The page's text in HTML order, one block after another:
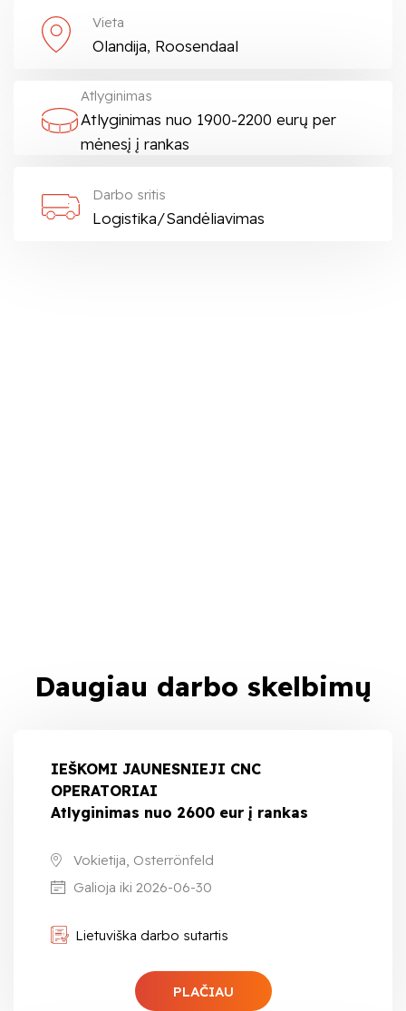
Vieta
Olandija, Roosendaal
Atlyginimas
Atlyginimas nuo 1900-2200 eurų per
mėnesį į rankas
Darbo sritis
Logistika/Sandėliavimas
Daugiau darbo skelbimų
IEŠKOMI JAUNESNIEJI CNC
OPERATORIAI
Atlyginimas nuo 2600 eur į rankas
Vokietija, Osterrönfeld
Galioja iki 2026-06-30
Lietuviška darbo sutartis
PLAČIAU